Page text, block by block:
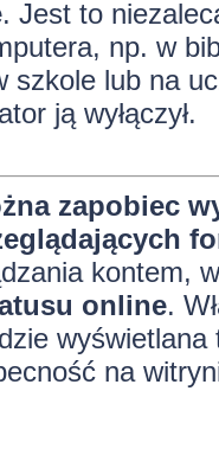
. Jest to
np. w
szkole lub na
ją wyłączył.
zapobiec
kontem,
online.
na